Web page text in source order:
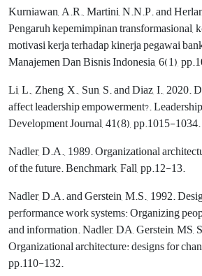
Kurniawan, A.R., Martini, N.N.P. and
Pengaruh kepemimpinan transformasional,
motivasi kerja terhadap kinerja pegawai
Manajemen Dan Bisnis Indonesia, 6(1),
Li, L., Zheng, X., Sun, S. and Diaz, I., 2020.
affect leadership empowerment?.
Development Journal, 41(8), pp.1015-1034.
Nadler, D.A., 1989. Organizational
of the future. Benchmark, Fall, pp.12-13.
Nadler, D.A. and Gerstein, M.S., 1992.
performance work systems: Organizing
and information. Nadler, DA, Gerstein, MS,
Organizational architecture: designs for
pp.110-132.